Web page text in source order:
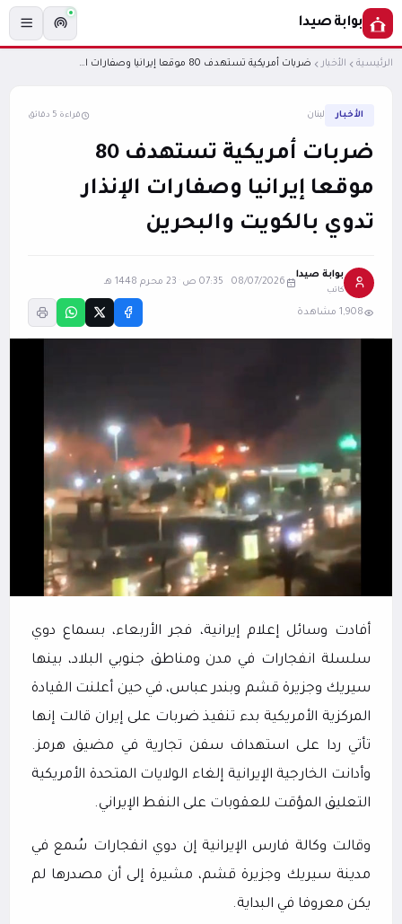
بوابة صيدا
الرئيسية الأخبار ضربات أمريكية تستهدف 80 موقعا إيرانيا وصفارات الإنذار تدوي بالكويت والبحرين
الأخبار لبنان قراءة 5 دقائق
ضربات أمريكية تستهدف 80
موقعا إيرانيا وصفارات الإنذار
تدوي بالكويت والبحرين
بوابة صيدا
كاتب
08/07/2026 07:35 ص 23 محرم 1448 هـ
1,908 مشاهدة
أفادت وسائل إعلام إيرانية، فجر الأربعاء، بسماع دوي
سلسلة انفجارات في مدن ومناطق جنوبي البلاد، بينها
سيريك وجزيرة قشم وبندر عباس، في حين أعلنت القيادة
المركزية الأمريكية بدء تنفيذ ضربات على إيران قالت إنها
تأتي ردا على استهداف سفن تجارية في مضيق هرمز.
وأدانت الخارجية الإيرانية إلغاء الولايات المتحدة الأمريكية
التعليق المؤقت للعقوبات على النفط الإيراني.
وقالت وكالة فارس الإيرانية إن دوي انفجارات سُمع في
مدينة سيريك وجزيرة قشم، مشيرة إلى أن مصدرها لم
يكن معروفا في البداية.